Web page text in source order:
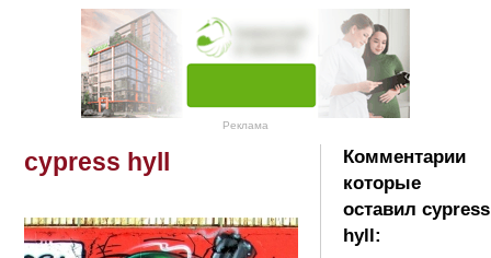
Реклама
cypress hyll
Комментарии
которые
оставил cypress
hyll: